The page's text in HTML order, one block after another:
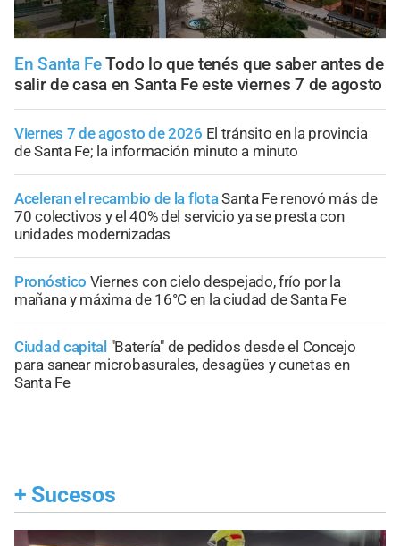
En Santa FeTodo lo que tenés que saber antes de
salir de casa en Santa Fe este viernes 7 de agosto
Viernes 7 de agosto de 2026 El tránsito en la provincia
de Santa Fe; la información minuto a minuto
Aceleran el recambio de la flotaSanta Fe renovó más de
70 colectivos y el 40% del servicio ya se presta con
unidades modernizadas
Pronóstico Viernes con cielo despejado, frío por la
mañana y máxima de 16°C en la ciudad de Santa Fe
Ciudad capital "Batería" de pedidos desde el Concejo
para sanear microbasurales, desagües y cunetas en
Santa Fe
+ Sucesos